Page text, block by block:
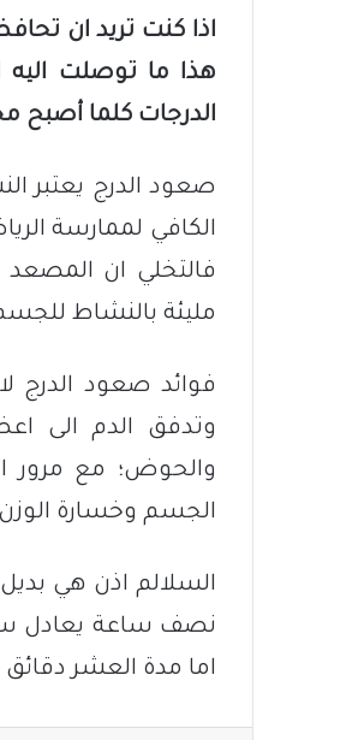
اذا كنت تريد ان
هذا ما توصلت اليه
الدرجات كلما أصبح
صعود الدرج يعتبر
الكافي لممارسة
فالتخلي ان المصعد
مليئة بالنشاط
فوائد صعود الدرج
وتدفق الدم الى
والحوض؛ مع مرور
الجسم وخسارة
السلالم اذن هي
اما مدة العشر